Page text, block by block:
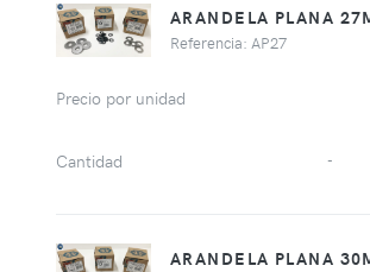
ARANDELA PLANA
Referencia: AP27
Precio por unidad
Cantidad -
ARANDELA PLANA